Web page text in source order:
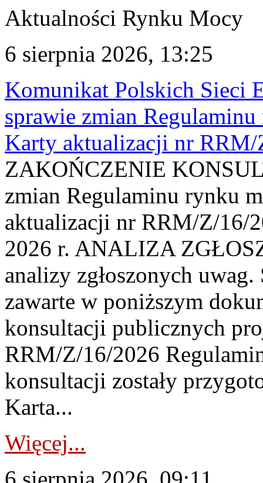
Aktualności Rynku Mocy
6 sierpnia 2026, 13:25
Komunikat Polskich Sieci
sprawie zmian
Karty aktualizacji nr
ZAKOŃCZENIE
zmian Regulaminu rynku
aktualizacji nr RRM/Z/16/
2026 r. ANALIZA
analizy zgłoszonych
zawarte w poniższym
konsultacji publicznych
RRM/Z/16/2026
konsultacji zostały
Karta...
Więcej...